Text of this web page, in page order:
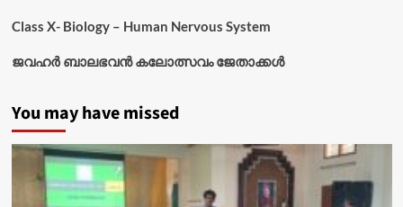
Class X- Biology – Human Nervous System
ജവഹർ ബാലഭവൻ കലോത്സവം ജേതാക്കൾ
You may have missed